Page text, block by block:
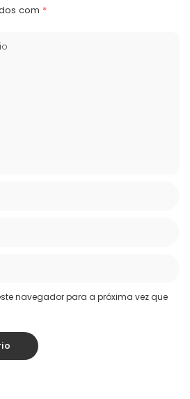
com *
navegador para a próxima vez que